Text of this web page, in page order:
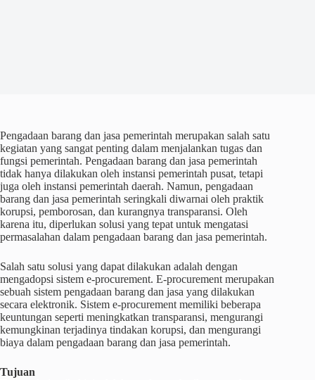
Pengadaan barang dan jasa pemerintah merupakan salah satu
kegiatan yang sangat penting dalam menjalankan tugas dan
fungsi pemerintah. Pengadaan barang dan jasa pemerintah
tidak hanya dilakukan oleh instansi pemerintah pusat, tetapi
juga oleh instansi pemerintah daerah. Namun, pengadaan
barang dan jasa pemerintah seringkali diwarnai oleh praktik
korupsi, pemborosan, dan kurangnya transparansi. Oleh
karena itu, diperlukan solusi yang tepat untuk mengatasi
permasalahan dalam pengadaan barang dan jasa pemerintah.
Salah satu solusi yang dapat dilakukan adalah dengan
mengadopsi sistem e-procurement. E-procurement merupakan
sebuah sistem pengadaan barang dan jasa yang dilakukan
secara elektronik. Sistem e-procurement memiliki beberapa
keuntungan seperti meningkatkan transparansi, mengurangi
kemungkinan terjadinya tindakan korupsi, dan mengurangi
biaya dalam pengadaan barang dan jasa pemerintah.
Tujuan